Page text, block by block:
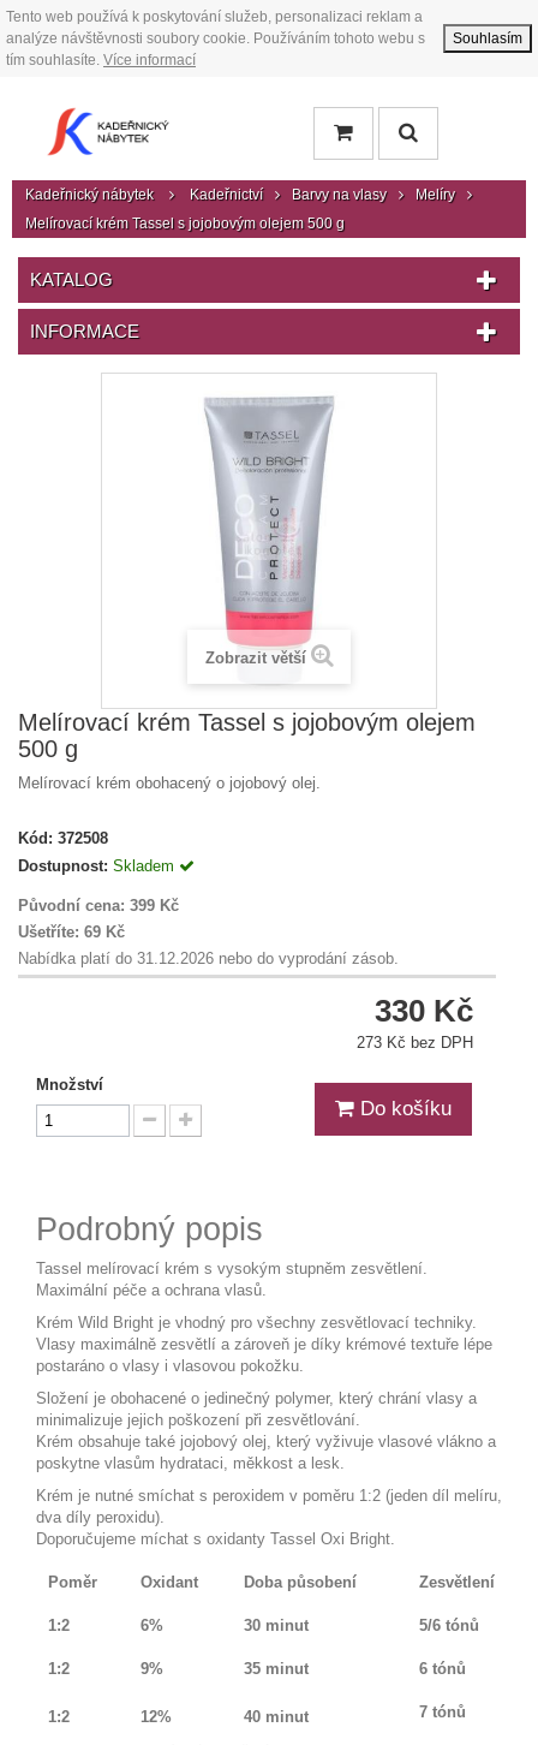
Tento web používá k poskytování služeb, personalizaci reklam a
analýze návštěvnosti soubory cookie. Používáním tohoto webu s
tím souhlasíte. Více informací
Souhlasím
Kadeřnický nábytek Kadeřnictví Barvy na vlasy
Melíry
Melírovací krém Tassel s jojobovým olejem 500 g
KATALOG
INFORMACE
Zobrazit větší
Melírovací krém Tassel s jojobovým olejem
500 g
Melírovací krém obohacený o jojobový olej.
Kód: 372508
Dostupnost: Skladem
Původní cena: 399 Kč
Ušetříte: 69 Kč
Nabídka platí do 31.12.2026 nebo do vyprodání zásob.
330 Kč
273 Kč bez DPH
Množství
Do košíku
Podrobný popis
Tassel melírovací krém s vysokým stupněm zesvětlení.
Maximální péče a ochrana vlasů.
Krém Wild Bright je vhodný pro všechny zesvětlovací techniky.
Vlasy maximálně zesvětlí a zároveň je díky krémové textuře lépe
postaráno o vlasy i vlasovou pokožku.
Složení je obohacené o jedinečný polymer, který chrání vlasy a
minimalizuje jejich poškození při zesvětlování.
Krém obsahuje také jojobový olej, který vyživuje vlasové vlákno a
poskytne vlasům hydrataci, měkkost a lesk.
Krém je nutné smíchat s peroxidem v poměru 1:2 (jeden díl melíru,
dva díly peroxidu).
Doporučujeme míchat s oxidanty Tassel Oxi Bright.
Poměr Oxidant Doba působení Zesvětlení
1:2 6% 30 minut 5/6 tónů
1:2 9% 35 minut 6 tónů
1:2 12% 40 minut 7 tónů